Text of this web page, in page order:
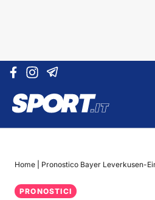
Vai al contenuto
Home Pronostico Bayer Leverkusen-
PRONOSTICI